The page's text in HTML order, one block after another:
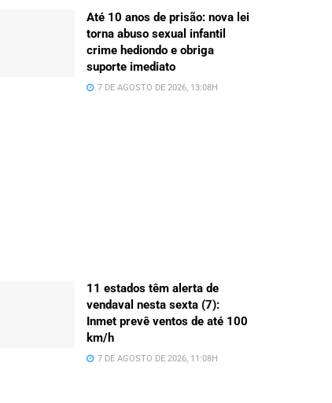
Até 10 anos de prisão: nova lei
torna abuso sexual infantil
crime hediondo e obriga
suporte imediato
7 DE AGOSTO DE 2026, 13:08H
11 estados têm alerta de
vendaval nesta sexta (7):
Inmet prevê ventos de até 100
km/h
7 DE AGOSTO DE 2026, 11:08H